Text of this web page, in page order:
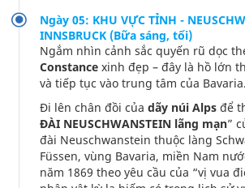
Ngày 05: KHU VỰC TỈNH -
INNSBRUCK (Bữa sáng, tối)
Ngắm nhìn cảnh sắc quyến rũ dọc
Constance xinh đẹp – đây là hồ lớn
và tiếp tục vào trung tâm của Bavaria.
Đi lên chân đồi của dãy núi Alps để
ĐÀI NEUSCHWANSTEIN lãng mạn”
đài Neuschwanstein thuộc làng
Füssen, vùng Bavaria, miền Nam
năm 1869 theo yêu cầu của “vị vua